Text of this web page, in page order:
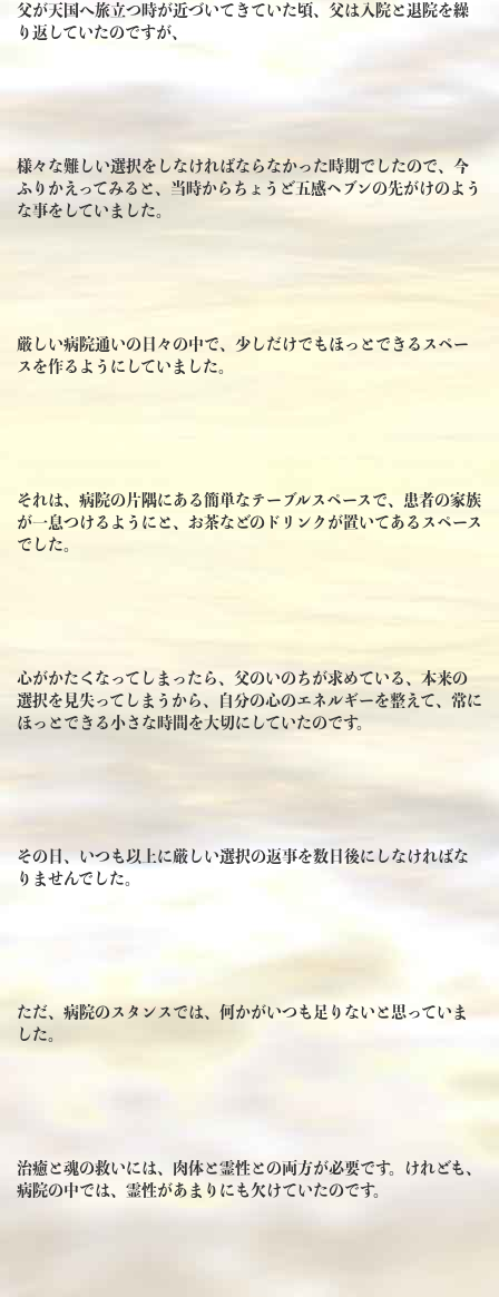
父が天国へ旅立つ時が近づいてきていた頃、父は入院と退院を繰
り返していたのですが、
様々な難しい選択をしなければならなかった時期でしたので、今
ふりかえってみると、当時からちょうど五感ヘブンの先がけのよう
な事をしていました。
厳しい病院通いの日々の中で、少しだけでもほっとできるスペー
スを作るようにしていました。
それは、病院の片隅にある簡単なテーブルスペースで、患者の家族
が一息つけるようにと、お茶などのドリンクが置いてあるスペース
でした。
心がかたくなってしまったら、父のいのちが求めている、本来の
選択を見失ってしまうから、自分の心のエネルギーを整えて、常に
ほっとできる小さな時間を大切にしていたのです。
その日、いつも以上に厳しい選択の返事を数日後にしなければな
りませんでした。
ただ、病院のスタンスでは、何かがいつも足りないと思っていま
した。
治癒と魂の救いには、肉体と霊性との両方が必要です。けれども、
病院の中では、霊性があまりにも欠けていたのです。